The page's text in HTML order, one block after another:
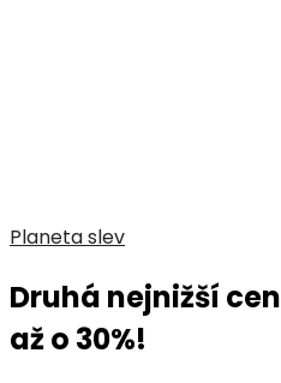
Planeta slev
Druhá nejnižší
až o 30%!